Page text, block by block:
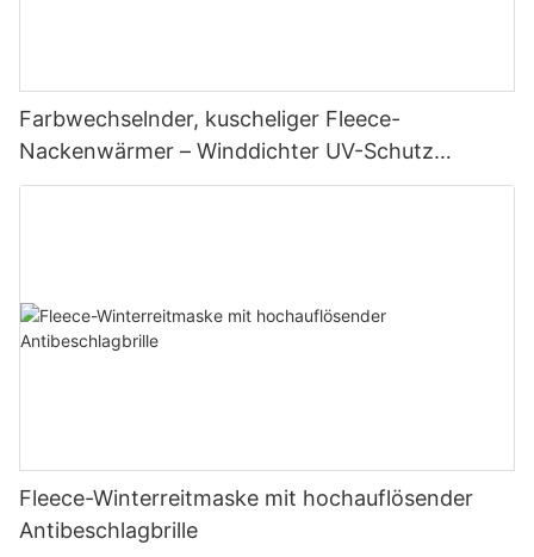
Farbwechselnder, kuscheliger Fleece-
Nackenwärmer – Winddichter UV-Schutz
Outdoor-Accessoire
Fleece-Winterreitmaske mit hochauflösender
Antibeschlagbrille